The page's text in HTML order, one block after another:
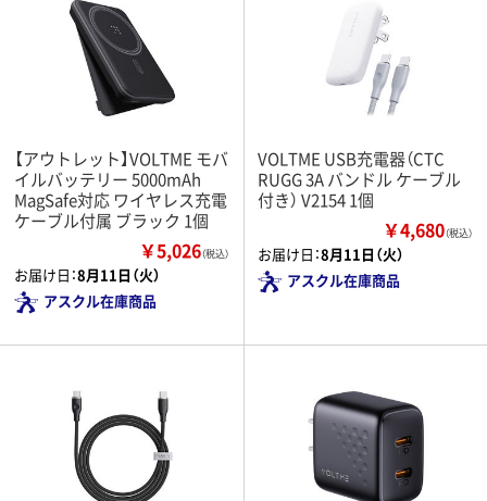
【アウトレット】VOLTME モバ
イルバッテリー 5000mAh
MagSafe対応 ワイヤレス充電
ケーブル付属 ブラック 1個
￥5,026（税込）
お届け日：8月11日（火）
アスクル在庫商品
VOLTME USB充電器（CTC
RUGG 3A バンドル ケーブル
付き） V2154 1個
￥4,680（税込）
お届け日：8月11日（火）
アスクル在庫商品